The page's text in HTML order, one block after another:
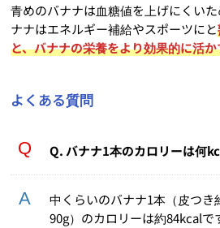
青めのバナナは血糖値を上げにくい
ナナはエネルギー補給やスポーツにと
と、バナナの栄養をより効果的に活
よくある質問
Q. バナナ1本のカロリーは何
中くらいのバナナ1本（皮つき
90g）のカロリーは約84kcalで